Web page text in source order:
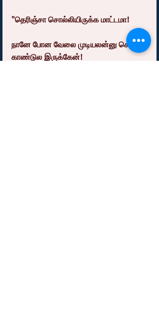
"தெரிஞ்சா சொல்லியிருக்க மாட்டமா!
நானே போன வேலை முடியலன்னு செம்ம
காண்டுல இருக்கேன்!